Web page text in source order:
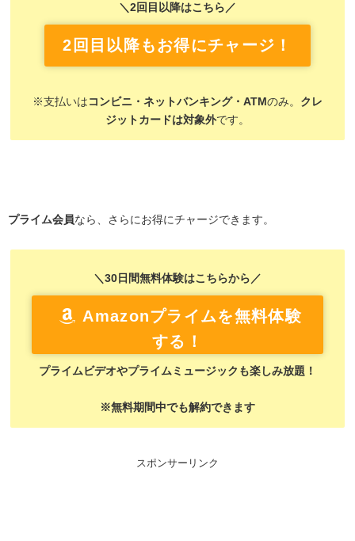
＼2回目以降はこちら／
2回目以降もお得にチャージ！
※支払いは コンビニ・ネットバンキング・ATMのみ。 クレ
ジットカードは対象外です。
プライム会員なら、さらにお得にチャージできます。
＼30日間無料体験はこちらから／
Amazonプライムを無料体験
する！
プライムビデオやプライムミュージックも楽しみ放題！
※無料期間中でも解約できます
スポンサーリンク